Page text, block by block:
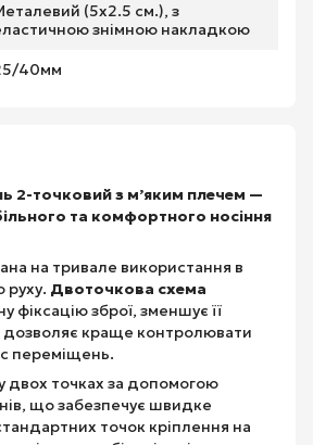
(5х2.5 см.), з
знімною накладкою
40мм
2-точковий з м’яким плечем —
та комфортного носіння
на тривале використання в
руху. Двоточкова схема
фіксацію зброї, зменшує її
дозволяє краще контролювати
переміщень.
двох точках за допомогою
що забезпечує швидке
точок кріплення на